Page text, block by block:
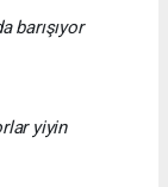
barışıyor
yiyin